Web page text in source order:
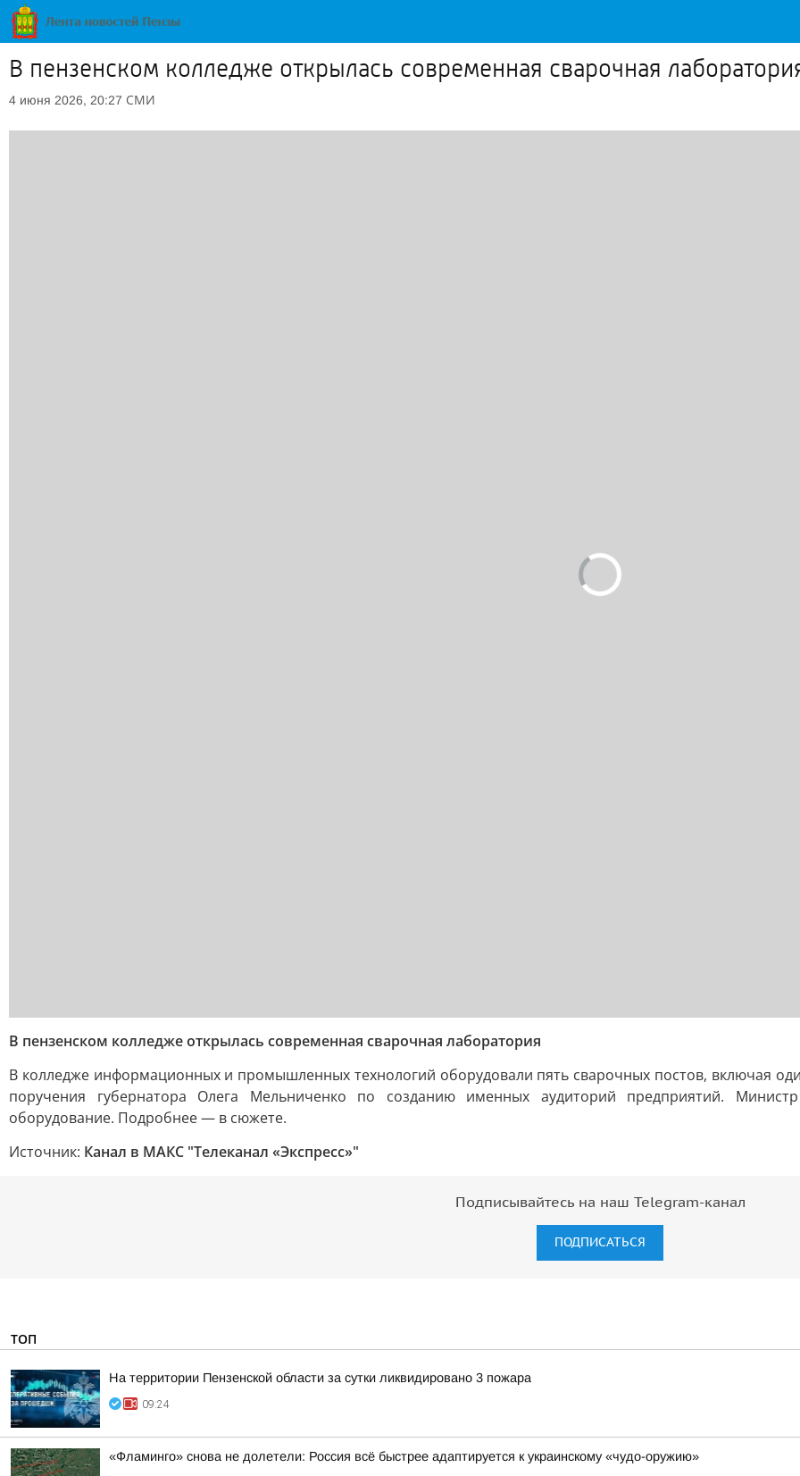
В пензенском колледже открылась современная сварочная
4 июня 2026, 20:27 СМИ
В пензенском колледже открылась современная сварочная лаборатория
В колледже информационных и промышленных технологий оборудовали пять сварочных постов, включая
поручения губернатора Олега Мельниченко по созданию именных аудиторий предприятий.
оборудование. Подробнее — в сюжете.
Источник: Канал в МАКС "Телеканал «Экспресс»"
Подписывайтесь на наш Telegram-канал
ПОДПИСАТЬСЯ
ТОП
На территории Пензенской области за сутки ликвидировано 3 пожара
09:24
«Фламинго» снова не долетели: Россия всё быстрее адаптируется к украинскому «чудо-оружию»